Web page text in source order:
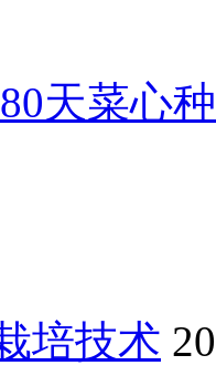
天菜心
培技术